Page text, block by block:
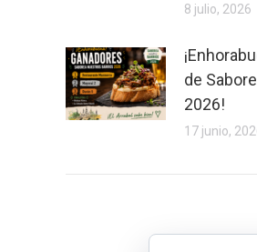
8 julio, 2026
de
2026!
17 junio,